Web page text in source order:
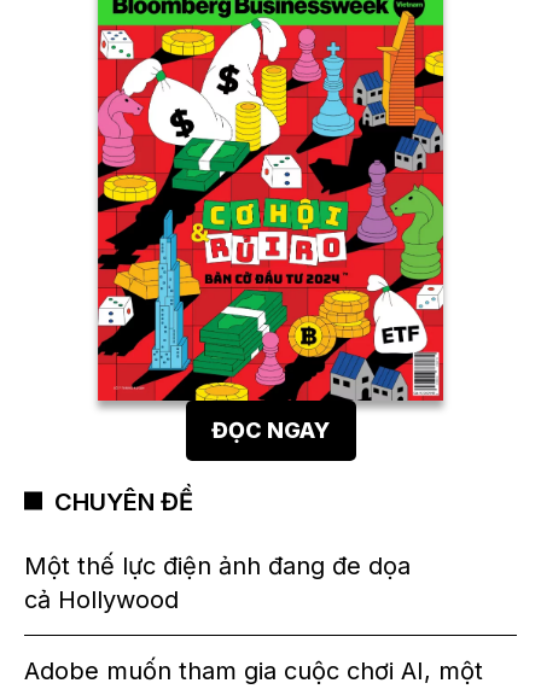
ĐỌC NGAY
CHUYÊN ĐỀ
Một thế lực điện ảnh đang đe dọa
cả Hollywood
Adobe muốn tham gia cuộc chơi AI, một